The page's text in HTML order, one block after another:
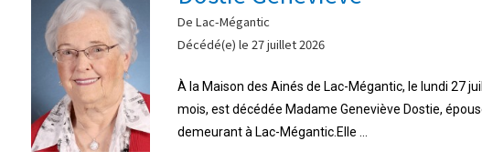
De Lac-Mégantic
Décédé(e) le 27 juillet 2026
À la Maison des Ainés de Lac-Mégantic, le lundi 27
mois, est décédée Madame Geneviève Dostie,
demeurant à Lac-Mégantic.Elle ...